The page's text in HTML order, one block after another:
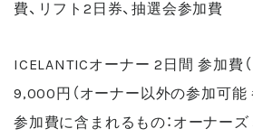
費、リフト2日券、抽選会参加費
ICELANTICオーナー 2日間 参加費（
9,000円（オーナー以外の参加可能
参加費に含まれるもの：オーナー